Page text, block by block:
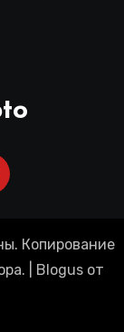
Копирование
Blogusот